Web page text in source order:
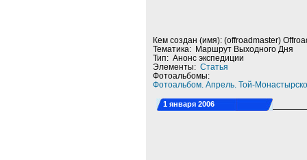
Кем создан (имя): (offroadmaster)
Тематика: Маршрут Выходного Дня
Тип: Анонс экспедиции
Элементы:Статья
Фотоальбомы:
Фотоальбом. Апрель. Той-
1 января 2006